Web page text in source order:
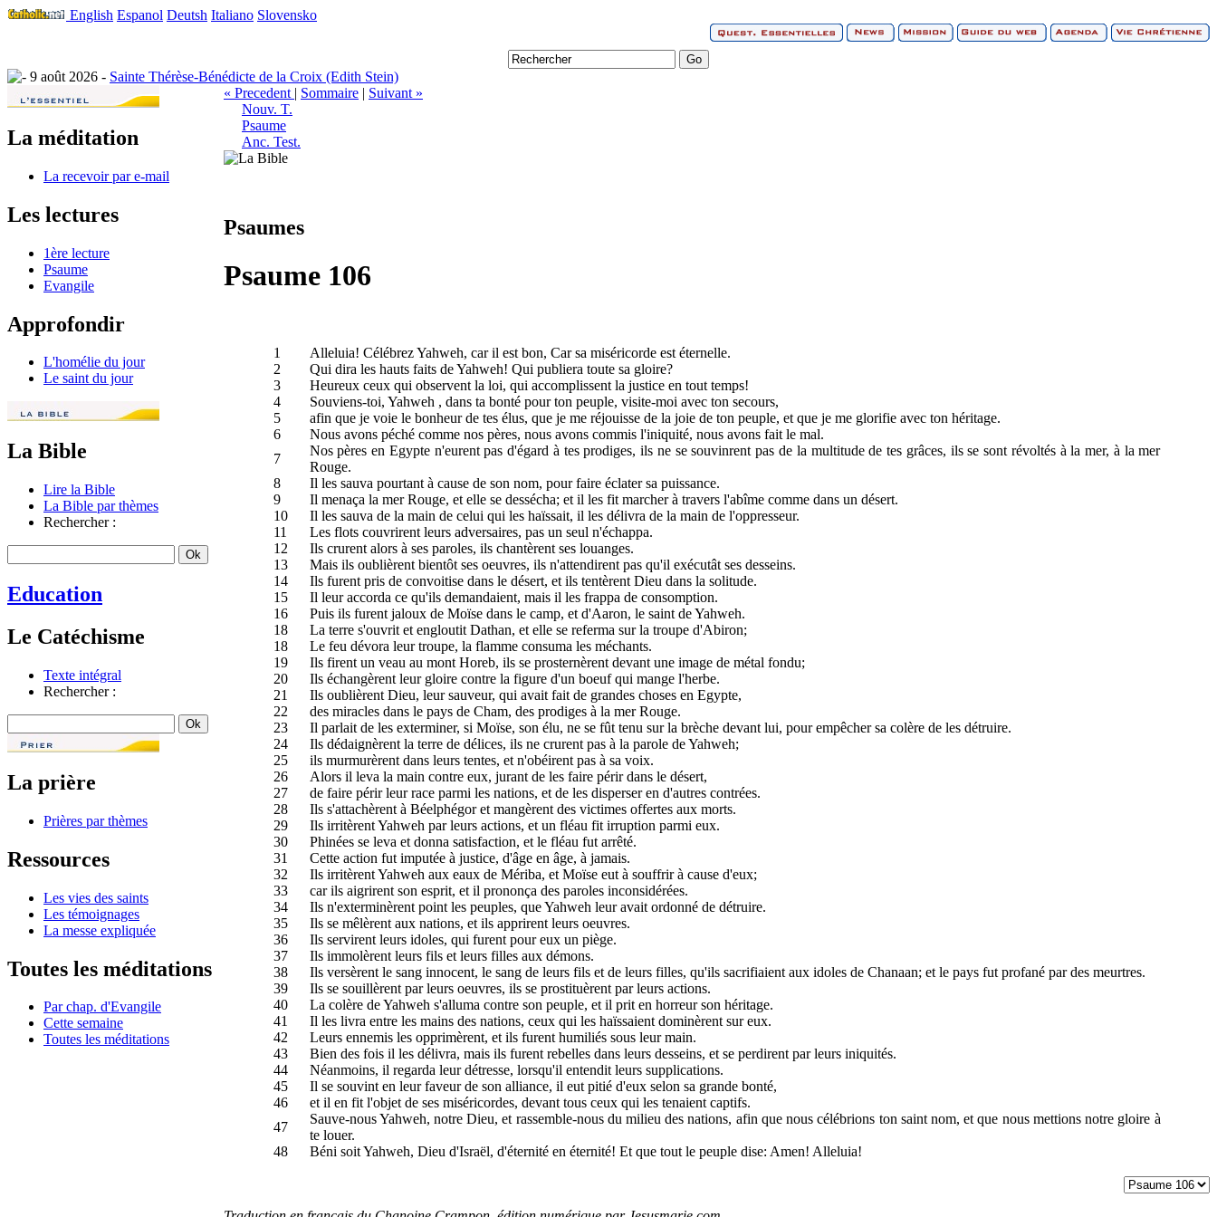
English Espanol Deutsh Italiano Slovensko
9 août 2026 - Sainte Thérèse-Bénédicte de la Croix (Edith Stein)
La méditation
La recevoir par e-mail
Les lectures
1ère lecture
Psaume
Evangile
Approfondir
L'homélie du jour
Le saint du jour
La Bible
Lire la Bible
La Bible par thèmes
Rechercher :
Education
Le Catéchisme
Texte intégral
Rechercher :
La prière
Prières par thèmes
Ressources
Les vies des saints
Les témoignages
La messe expliquée
Toutes les méditations
Par chap. d'Evangile
Cette semaine
Toutes les méditations
« Precedent | Sommaire | Suivant »
Nouv. T.
Psaume
Anc. Test.
Psaumes
Psaume 106
1
Alleluia! Célébrez Yahweh, car il est bon, Car sa miséricorde est éternelle.
2
Qui dira les hauts faits de Yahweh! Qui publiera toute sa gloire?
3
Heureux ceux qui observent la loi, qui accomplissent la justice en tout temps!
4
Souviens-toi, Yahweh , dans ta bonté pour ton peuple, visite-moi avec ton secours,
5
afin que je voie le bonheur de tes élus, que je me réjouisse de la joie de ton peuple, et que je me glorifie avec ton héritage.
6
Nous avons péché comme nos pères, nous avons commis l'iniquité, nous avons fait le mal.
7
Nos pères en Egypte n'eurent pas d'égard à tes prodiges, ils ne se souvinrent pas de la multitude de tes grâces, ils se sont révoltés à la mer, à la mer
Rouge.
8
Il les sauva pourtant à cause de son nom, pour faire éclater sa puissance.
9
Il menaça la mer Rouge, et elle se dessécha; et il les fit marcher à travers l'abîme comme dans un désert.
10
Il les sauva de la main de celui qui les haïssait, il les délivra de la main de l'oppresseur.
11
Les flots couvrirent leurs adversaires, pas un seul n'échappa.
12
Ils crurent alors à ses paroles, ils chantèrent ses louanges.
13
Mais ils oublièrent bientôt ses oeuvres, ils n'attendirent pas qu'il exécutât ses desseins.
14
Ils furent pris de convoitise dans le désert, et ils tentèrent Dieu dans la solitude.
15
Il leur accorda ce qu'ils demandaient, mais il les frappa de consomption.
16
Puis ils furent jaloux de Moïse dans le camp, et d'Aaron, le saint de Yahweh.
18
La terre s'ouvrit et engloutit Dathan, et elle se referma sur la troupe d'Abiron;
18
Le feu dévora leur troupe, la flamme consuma les méchants.
19
Ils firent un veau au mont Horeb, ils se prosternèrent devant une image de métal fondu;
20
Ils échangèrent leur gloire contre la figure d'un boeuf qui mange l'herbe.
21
Ils oublièrent Dieu, leur sauveur, qui avait fait de grandes choses en Egypte,
22
des miracles dans le pays de Cham, des prodiges à la mer Rouge.
23
Il parlait de les exterminer, si Moïse, son élu, ne se fût tenu sur la brèche devant lui, pour empêcher sa colère de les détruire.
24
Ils dédaignèrent la terre de délices, ils ne crurent pas à la parole de Yahweh;
25
ils murmurèrent dans leurs tentes, et n'obéirent pas à sa voix.
26
Alors il leva la main contre eux, jurant de les faire périr dans le désert,
27
de faire périr leur race parmi les nations, et de les disperser en d'autres contrées.
28
Ils s'attachèrent à Béelphégor et mangèrent des victimes offertes aux morts.
29
Ils irritèrent Yahweh par leurs actions, et un fléau fit irruption parmi eux.
30
Phinées se leva et donna satisfaction, et le fléau fut arrêté.
31
Cette action fut imputée à justice, d'âge en âge, à jamais.
32
Ils irritèrent Yahweh aux eaux de Mériba, et Moïse eut à souffrir à cause d'eux;
33
car ils aigrirent son esprit, et il prononça des paroles inconsidérées.
34
Ils n'exterminèrent point les peuples, que Yahweh leur avait ordonné de détruire.
35
Ils se mêlèrent aux nations, et ils apprirent leurs oeuvres.
36
Ils servirent leurs idoles, qui furent pour eux un piège.
37
Ils immolèrent leurs fils et leurs filles aux démons.
38
Ils versèrent le sang innocent, le sang de leurs fils et de leurs filles, qu'ils sacrifiaient aux idoles de Chanaan; et le pays fut profané par des meurtres.
39
Ils se souillèrent par leurs oeuvres, ils se prostituèrent par leurs actions.
40
La colère de Yahweh s'alluma contre son peuple, et il prit en horreur son héritage.
41
Il les livra entre les mains des nations, ceux qui les haïssaient dominèrent sur eux.
42
Leurs ennemis les opprimèrent, et ils furent humiliés sous leur main.
43
Bien des fois il les délivra, mais ils furent rebelles dans leurs desseins, et se perdirent par leurs iniquités.
44
Néanmoins, il regarda leur détresse, lorsqu'il entendit leurs supplications.
45
Il se souvint en leur faveur de son alliance, il eut pitié d'eux selon sa grande bonté,
46
et il en fit l'objet de ses miséricordes, devant tous ceux qui les tenaient captifs.
47
Sauve-nous Yahweh, notre Dieu, et rassemble-nous du milieu des nations, afin que nous célébrions ton saint nom, et que nous mettions notre gloire à
te louer.
48
Béni soit Yahweh, Dieu d'Israël, d'éternité en éternité! Et que tout le peuple dise: Amen! Alleluia!